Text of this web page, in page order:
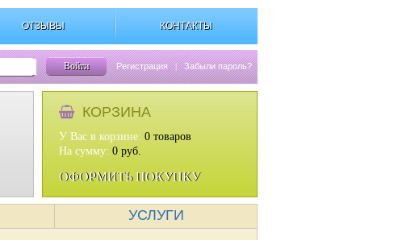
ОТЗЫВЫ КОНТАКТЫ
Войти Регистрация | Забыли пароль?
КОРЗИНА
У Вас в корзине: 0 товаров
На сумму: 0 руб.
ОФОРМИТЬ ПОКУПКУ
УСЛУГИ